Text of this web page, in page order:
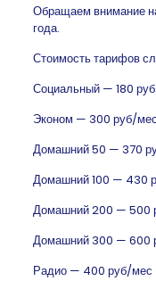
Обращаем внимание
года.
Стоимость тарифов
Социальный — 180
Эконом — 300 руб/мес
Домашний 50 — 370
Домашний 100 — 430
Домашний 200 — 500
Домашний 300 — 600
Радио — 400 руб/мес